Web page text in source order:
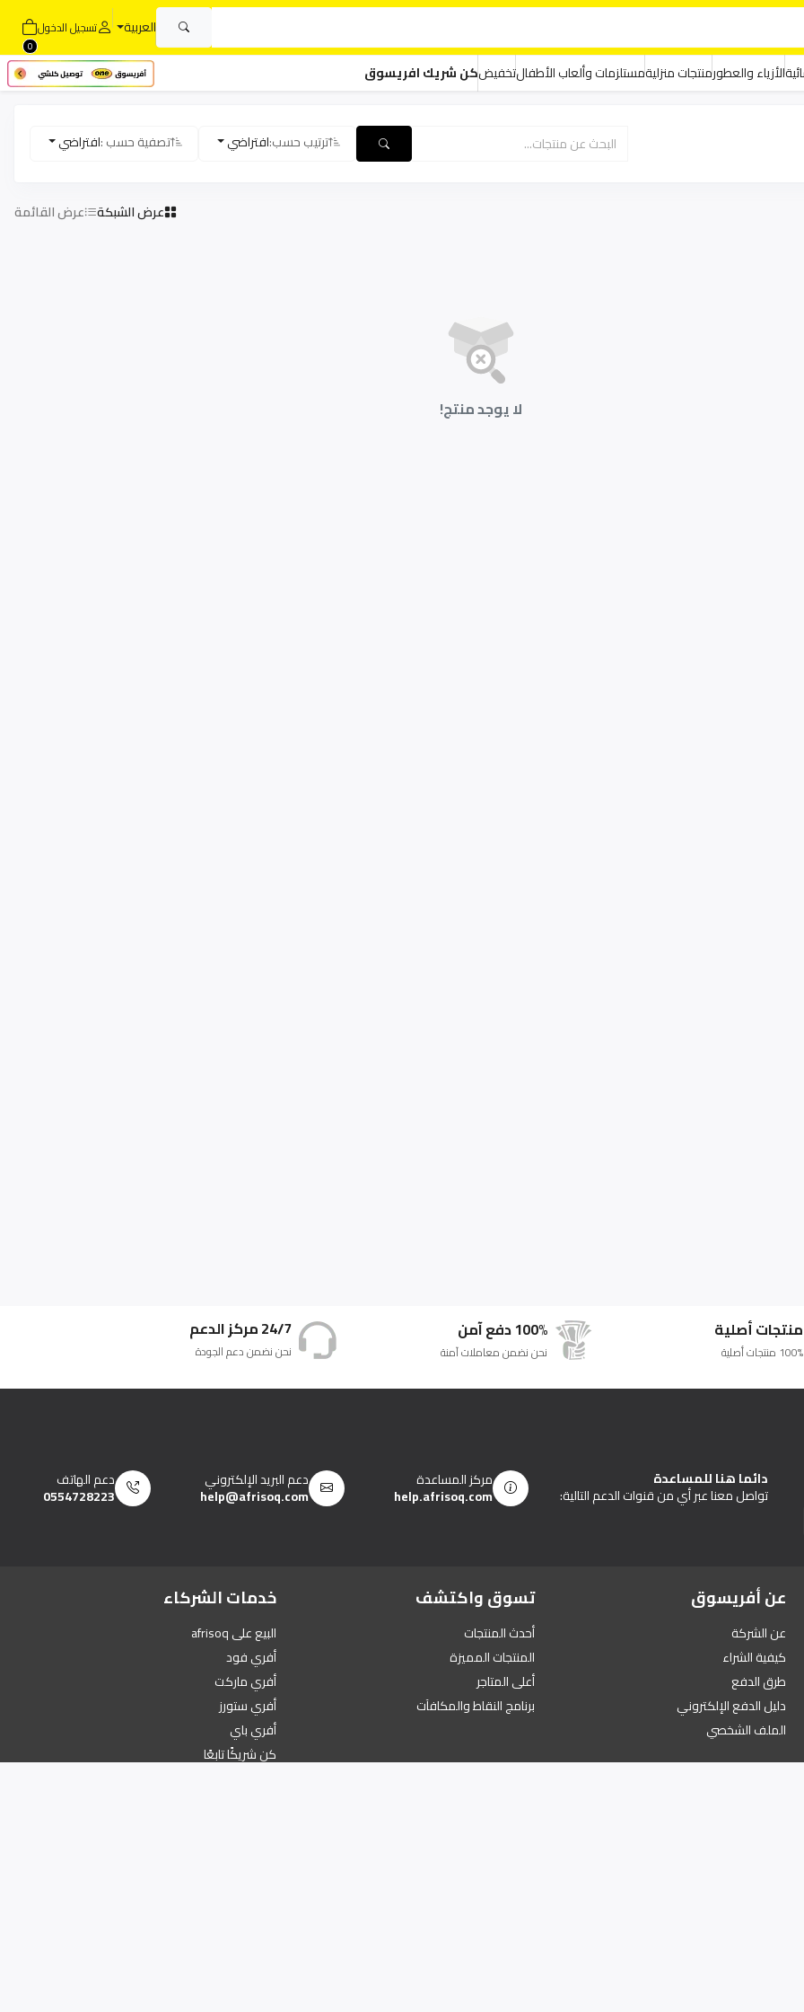
العربية تسجيل الدخول
0
الأزياء والعطورمنتجات منزليةمستلزمات وألعاب الأطفالتخفيضكن شريك افريسوق
ترتيب حسب:افتراضي تصفية حسب :افتراضي
عرض الشبكة عرض القائمة
لا يوجد منتج!
منتجات أصلية
100% منتجات أصلية
100% دفع آمن
نحن نضمن معاملات آمنة
24/7 مركز الدعم
نحن نضمن دعم الجودة
دائما هنا للمساعدة
تواصل معنا عبر أي من قنوات الدعم التالية:
مركز المساعدة
help.afrisoq.com
دعم البريد الإلكتروني
help@afrisoq.com
دعم الهاتف
0554728223
عن أفريسوق
عن الشركة
كيفية الشراء
طرق الدفع
دليل الدفع الإلكتروني
الملف الشخصي
تسوق واكتشف
أحدث المنتجات
المنتجات المميزة
أعلى المتاجر
برنامج النقاط والمكافآت
خدمات الشركاء
البيع على afrisoq
أفري فود
أفري ماركت
أفري ستورز
أفري باي
كن شريكًا تابعًا